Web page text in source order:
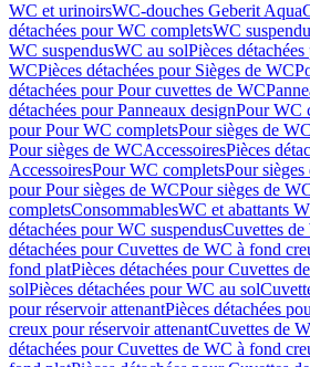
WC et urinoirsWC-douches Geberit
détachées pour WC completsWC
WC suspendusWC au solPièces
WCPièces détachées pour Sièges de WC
détachées pour Pour cuvettes de WC
détachées pour Panneaux designPour WC
pour Pour WC completsPour sièges de WC
Pour sièges de WCAccessoiresPièces
AccessoiresPour WC completsPour
pour Pour sièges de WCPour sièges de
completsConsommablesWC et abattants
détachées pour WC suspendusCuvettes
détachées pour Cuvettes de WC à fond
fond platPièces détachées pour Cuvettes
solPièces détachées pour WC au sol
pour réservoir attenantPièces détachées
creux pour réservoir attenantCuvettes de
détachées pour Cuvettes de WC à fond